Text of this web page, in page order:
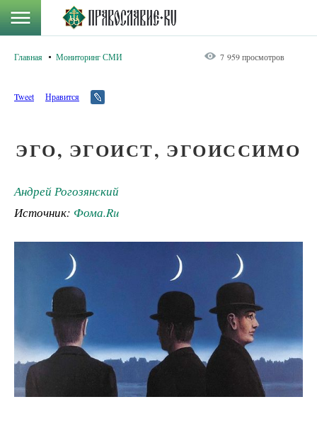
Главная Мониторинг СМИ 7 959 просмотров
Tweet Нравится
ЭГО, ЭГОИСТ, ЭГОИССИМО
Андрей Рогозянский
Источник: Фома.Ru